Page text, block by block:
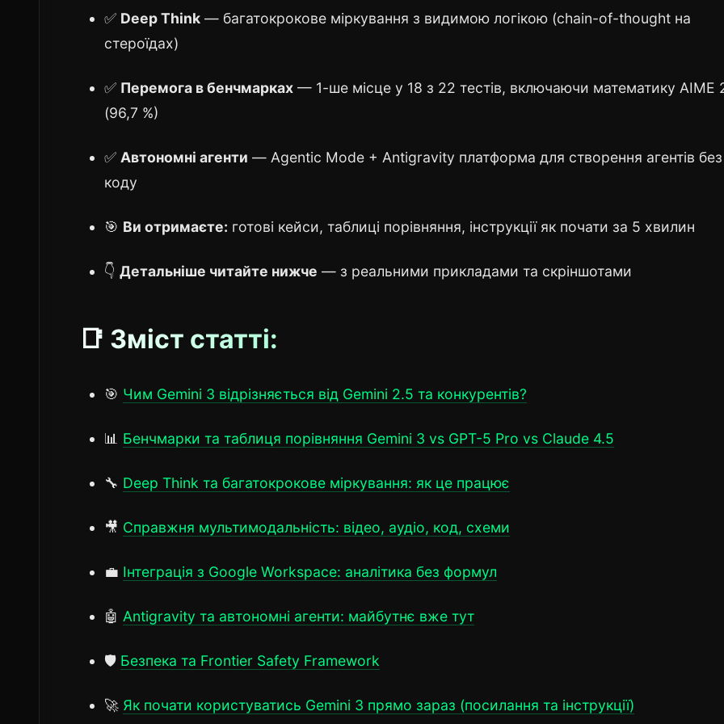
✅ Deep Think — багатокрокове міркування з видимою логікою (chain-of-thought на
стероїдах)
✅ Перемога в бенчмарках — 1-ше місце у 18 з 22 тестів, включаючи математику AIME
(96,7 %)
✅ Автономні агенти — Agentic Mode + Antigravity платформа для створення агентів без
коду
🎯 Ви отримаєте: готові кейси, таблиці порівняння, інструкції як почати за 5 хвилин
👇 Детальніше читайте нижче — з реальними прикладами та скріншотами
📑 Зміст статті:
🎯 Чим Gemini 3 відрізняється від Gemini 2.5 та конкурентів?
📊 Бенчмарки та таблиця порівняння Gemini 3 vs GPT-5 Pro vs Claude 4.5
🔧 Deep Think та багатокрокове міркування: як це працює
🎥 Справжня мультимодальність: відео, аудіо, код, схеми
💼 Інтеграція з Google Workspace: аналітика без формул
🤖 Antigravity та автономні агенти: майбутнє вже тут
🛡️ Безпека та Frontier Safety Framework
🚀 Як почати користуватись Gemini 3 прямо зараз (посилання та інструкції)